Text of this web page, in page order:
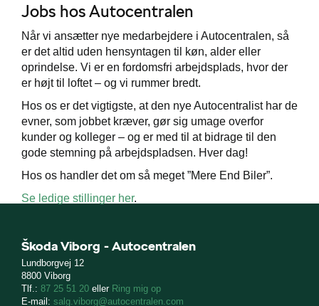
Jobs hos Autocentralen
Når vi ansætter nye medarbejdere i Autocentralen, så
er det altid uden hensyntagen til køn, alder eller
oprindelse. Vi er en fordomsfri arbejdsplads, hvor der
er højt til loftet – og vi rummer bredt.
Hos os er det vigtigste, at den nye Autocentralist har de
evner, som jobbet kræver, gør sig umage overfor
kunder og kolleger – og er med til at bidrage til den
gode stemning på arbejdspladsen. Hver dag!
Hos os handler det om så meget ”Mere End Biler”.
Se ledige stillinger her.
Škoda Viborg - Autocentralen
Lundborgvej 12
8800 Viborg
Tlf.: 87 25 51 20 eller Ring mig op
E-mail: salg.viborg@autocentralen.com